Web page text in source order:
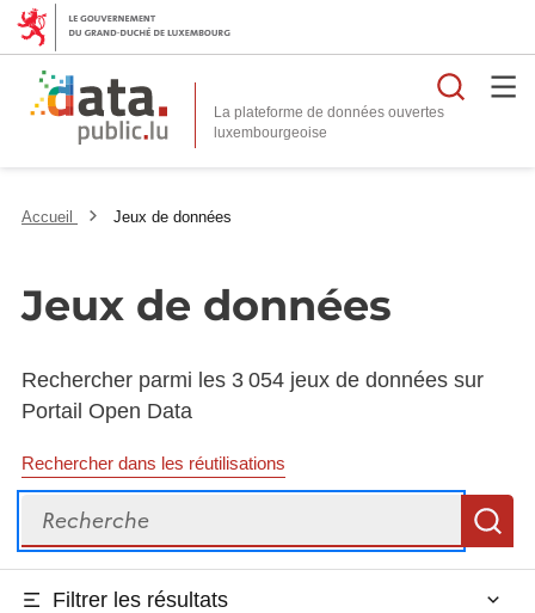
La plateforme de données ouvertes
Accueil Jeux de données
Jeux de données
Rechercher parmi les 3 054 jeux de données sur
Portail Open Data
Rechercher dans les réutilisations
Recherche
Filtrer les résultats